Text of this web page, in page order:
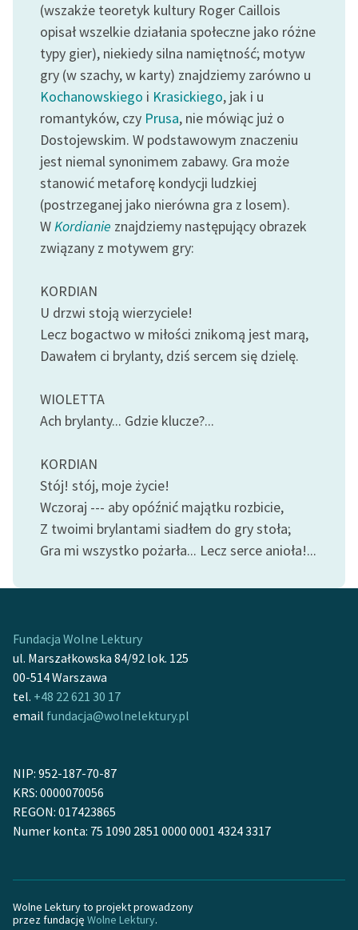
E-kolekcja lektur
szkolnych i literatury do
słuchania dla uczennic i
uczniów z
niepełnosprawnościami
Feministyczne inspiracje.
Popularyzacja
skandynawskiej literatury
feministycznej
Ręce pełne poezji
Kolekcje edukacyjne
do domeny publicznej,
lektur szkolnych oraz
Starego Testamentu
Odkurzamy bohaterów
Szkoła Poezji Wolnych
Lektur
Kontakt
O projekcie
Zespół
Logotypy
Polityka prywatności
Regulamin darowizn
Deklaracja dostępności
(wszakże teoretyk kultury Roger Caillois
opisał wszelkie działania społeczne jako różne
typy gier), niekiedy silna namiętność; motyw
gry (w szachy, w karty) znajdziemy zarówno u
Kochanowskiego i Krasickiego, jak i u
romantyków, czy Prusa, nie mówiąc już o
Dostojewskim. W podstawowym znaczeniu
jest niemal synonimem zabawy. Gra może
stanowić metaforę kondycji ludzkiej
(postrzeganej jako nierówna gra z losem).
WKordianie znajdziemy następujący obrazek
związany z motywem gry:
KORDIAN
U drzwi stoją wierzyciele!
Lecz bogactwo w miłości znikomą jest marą,
Dawałem ci brylanty, dziś sercem się dzielę.
WIOLETTA
Ach brylanty... Gdzie klucze?...
KORDIAN
Stój! stój, moje życie!
Wczoraj --- aby opóźnić majątku rozbicie,
Z twoimi brylantami siadłem do gry stoła;
Gra mi wszystko pożarła... Lecz serce anioła!...
Fundacja Wolne Lektury
ul. Marszałkowska 84/92 lok. 125
00-514 Warszawa
tel. +48 22 621 30 17
email fundacja@wolnelektury.pl
NIP: 952-187-70-87
KRS: 0000070056
REGON: 017423865
Numer konta: 75 1090 2851 0000 0001 4324 3317
Wolne Lektury to projekt prowadzony
przez fundację Wolne Lektury.